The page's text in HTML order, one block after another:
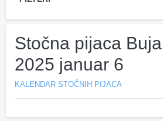
Stočna pijaca
2025 januar 6
KALENDAR STOČNIH PIJACA